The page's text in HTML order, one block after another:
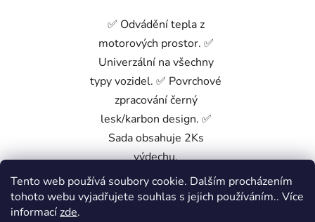
Tento web používá soubory cookie. Dalším procházením
tohoto webu vyjadřujete souhlas s jejich používáním.. Více
informacízde.
✅ Odvádění tepla z
motorových prostor. ✅
Univerzální na všechny
typy vozidel. ✅ Povrchové
zpracování černý
lesk/karbon design. ✅
Sada obsahuje 2Ks
výdechu.